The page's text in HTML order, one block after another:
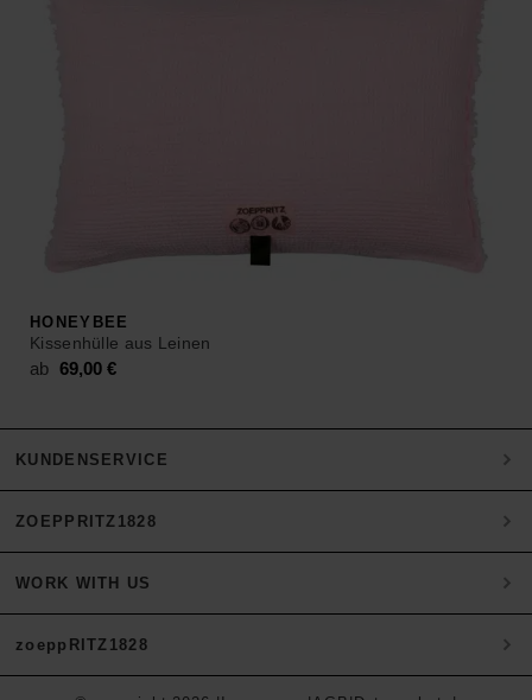
HONEYBEE
Kissenhülle aus Leinen
ab69,00€
KUNDENSERVICE
Mein Konto
Zahlung
Versand & Retoure
ZOEPPRITZ1828
Heritage Quality Passion
History
zoeppritz ❤ life
WORK WITH US
B2B Partner werden
B2B Login
zoeppRITZ1828